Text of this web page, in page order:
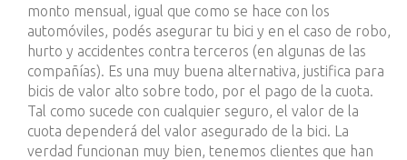
monto mensual, igual que como se hace con los
automóviles, podés asegurar tu bici y en el caso de robo,
hurto y accidentes contra terceros (en algunas de las
compañías). Es una muy buena alternativa, justifica para
bicis de valor alto sobre todo, por el pago de la cuota.
Tal como sucede con cualquier seguro, el valor de la
cuota dependerá del valor asegurado de la bici. La
verdad funcionan muy bien, tenemos clientes que han